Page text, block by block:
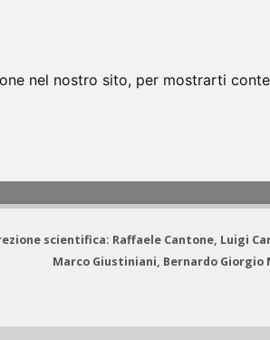
nel nostro sito, per mostrarti
scientifica: Raffaele Cantone, Luigi
Marco Giustiniani, Bernardo